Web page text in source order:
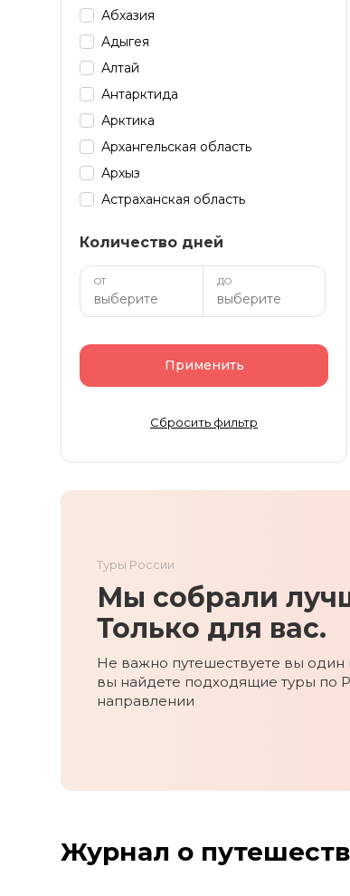
Абхазия
Адыгея
Алтай
Антарктида
Арктика
Архангельская область
Архыз
Астраханская область
Башкирия
Бурятия
Дагестан
Забайкалье
Зарубеж
Иркутская область
Кабардино-Балкария
Калмыкия
Камчатка
Карачаево-Черкесия
Колыма
Кольский полуостров
Москва и Московская область
Количество дней
ОТ ДО
Применить
Сбросить фильтр
Туры России
Мы собрали
Только для вас.
Не важно путешествуете вы один
вы найдете подходящие туры по
направлении
Журнал о